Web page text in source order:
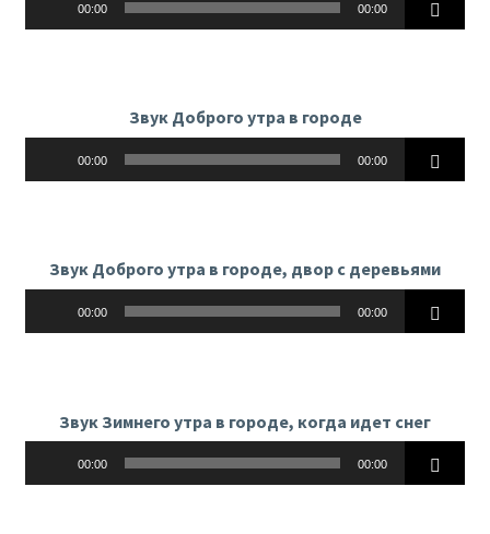
00:00 00:00
Звук Доброго утра в городе
00:00 00:00
Звук Доброго утра в городе, двор с деревьями
00:00 00:00
Звук Зимнего утра в городе, когда идет снег
00:00 00:00